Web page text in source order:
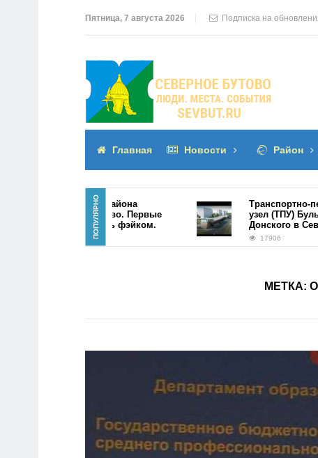
Пятница, 7 августа 2026 Подписка на
Главная Новости Район
ПОПУЛЯРНО
ТПУ в центре района
Северное Бутово. Первые
фото оказались фэйком.
Транспортно-
узел (ТПУ) Бульвар
Донского в
17906
МЕТКА: